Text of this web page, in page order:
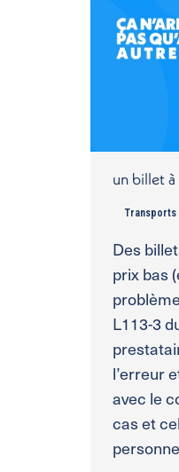
un billet
Transports
Des
prix bas
L113-3
l’erreur
avec le
cas et